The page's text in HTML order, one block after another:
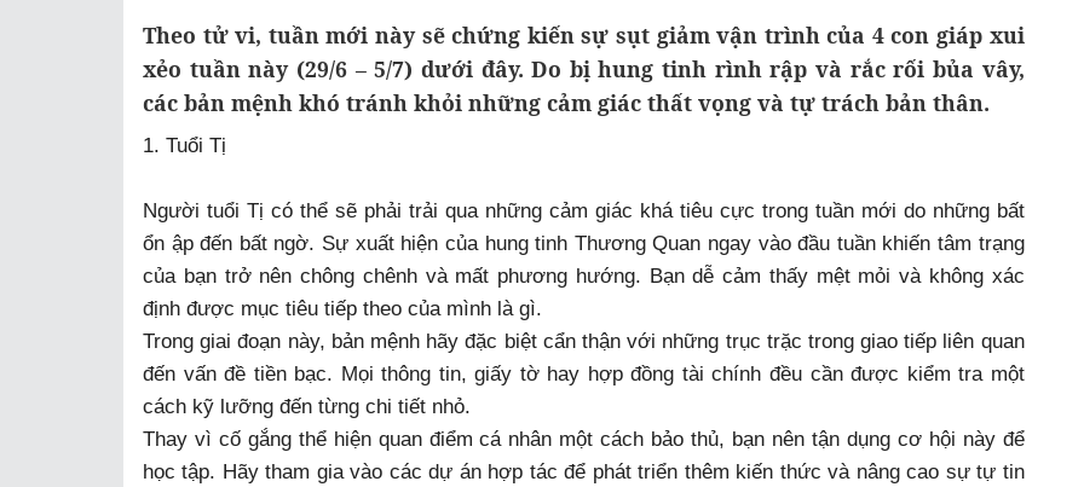
Theo tử vi, tuần mới này sẽ chứng kiến sự sụt giảm vận trình của 4 con giáp xui
xẻo tuần này (29/6 – 5/7) dưới đây. Do bị hung tinh rình rập và rắc rối bủa vây,
các bản mệnh khó tránh khỏi những cảm giác thất vọng và tự trách bản thân.
1. Tuổi Tị
Người tuổi Tị có thể sẽ phải trải qua những cảm giác khá tiêu cực trong tuần mới do những bất
ổn ập đến bất ngờ. Sự xuất hiện của hung tinh Thương Quan ngay vào đầu tuần khiến tâm trạng
của bạn trở nên chông chênh và mất phương hướng. Bạn dễ cảm thấy mệt mỏi và không xác
định được mục tiêu tiếp theo của mình là gì.
Trong giai đoạn này, bản mệnh hãy đặc biệt cẩn thận với những trục trặc trong giao tiếp liên quan
đến vấn đề tiền bạc. Mọi thông tin, giấy tờ hay hợp đồng tài chính đều cần được kiểm tra một
cách kỹ lưỡng đến từng chi tiết nhỏ.
Thay vì cố gắng thể hiện quan điểm cá nhân một cách bảo thủ, bạn nên tận dụng cơ hội này để
học tập. Hãy tham gia vào các dự án hợp tác để phát triển thêm kiến thức và nâng cao sự tự tin